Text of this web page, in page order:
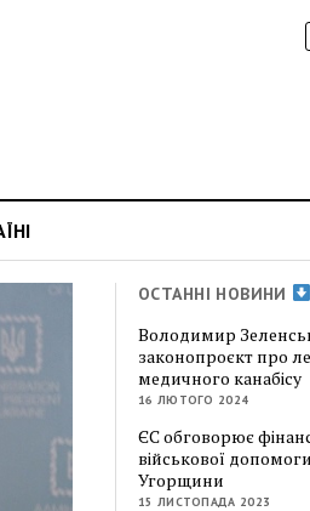
ОСТАННІ НОВИНИ
Володимир
законопроєкт про
медичного канабісу
16 ЛЮТОГО 2024
ЄС обговорює
військової
Угорщини
15 ЛИСТОПАДА 2023